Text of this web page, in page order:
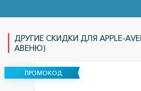
ДРУГИЕ СКИДКИ ДЛЯ APPLE-
АВЕНЮ)
ПРОМОКОД